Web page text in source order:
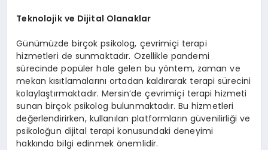
Teknolojik ve Dijital Olanaklar
Günümüzde birçok psikolog, çevrimiçi terapi
hizmetleri de sunmaktadır. Özellikle pandemi
sürecinde popüler hale gelen bu yöntem, zaman ve
mekan kısıtlamalarını ortadan kaldırarak terapi sürecini
kolaylaştırmaktadır. Mersin’de çevrimiçi terapi hizmeti
sunan birçok psikolog bulunmaktadır. Bu hizmetleri
değerlendirirken, kullanılan platformların güvenilirliği ve
psikoloğun dijital terapi konusundaki deneyimi
hakkında bilgi edinmek önemlidir.